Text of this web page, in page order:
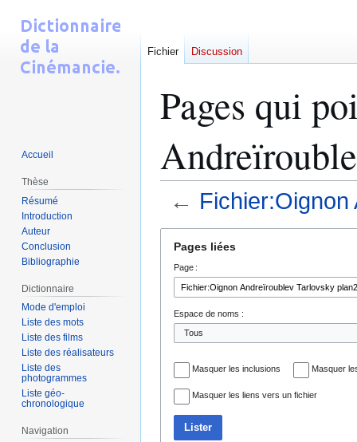
Pages qui
←
navigation
recherche
Pages liées
Page :
Espace de noms :
Masquer les inclusions Masquer
Masquer les liens vers un fichier
Lister
Fichier Discussion
Accueil
Thèse
Résumé
Introduction
Auteur
Conclusion
Bibliographie
Dictionnaire
Mode d'emploi
Liste des mots
Liste des films
Liste des réalisateurs
Liste des
photogrammes
Liste géo-
chronologique
Navigation